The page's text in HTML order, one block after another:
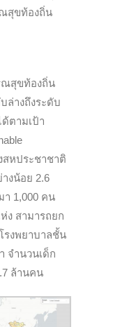
สุขท้องถิ่น
ณสุขท้องถิ่น
ล่างถึงระดับ
ตามเป้า
สหประชาชาติ
งน้อย 2.6
า 1,000 คน
ง สามารถยก
รงพยาบาลชั้น
จำนวนเด็ก
ล้านคน